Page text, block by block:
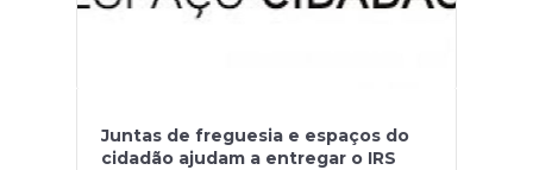
Juntas de freguesia e espaços do
cidadão ajudam a entregar o IRS